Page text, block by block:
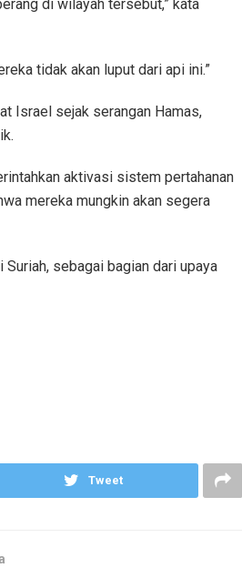
di wilayah tersebut,” kata
tidak akan luput dari api ini.”
Israel sejak serangan Hamas,
aktivasi sistem pertahanan
mereka mungkin akan segera
sebagai bagian dari upaya
Tweet